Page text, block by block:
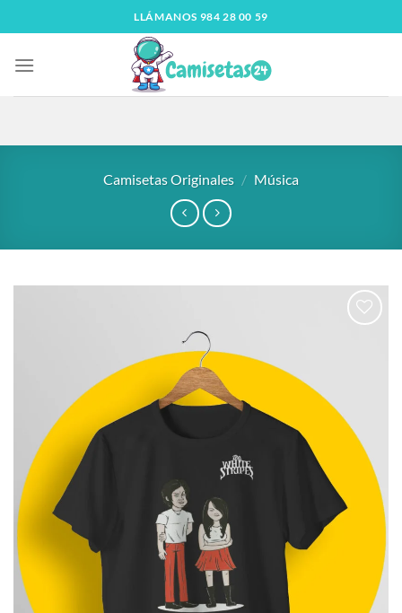
LLÁMANOS 984 28 00 59
Camisetas Originales / Música